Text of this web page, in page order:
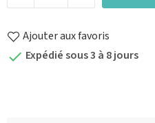
Ajouter aux favoris
 Expédié sous 3 à 8 jours